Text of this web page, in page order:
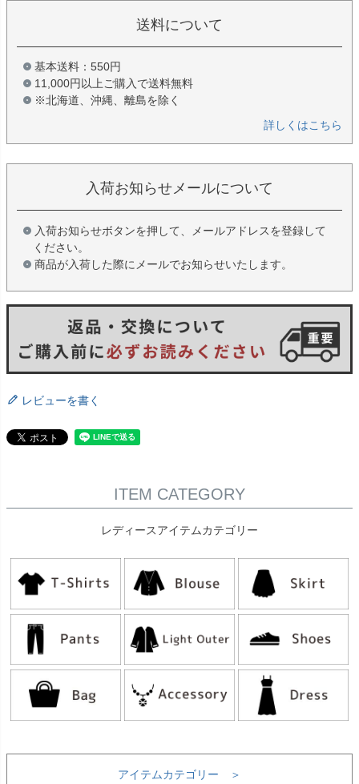
送料について
基本送料：550円
11,000円以上ご購入で送料無料
※北海道、沖縄、離島を除く
詳しくはこちら
入荷お知らせメールについて
入荷お知らせボタンを押して、メールアドレスを登録して
ください。
商品が入荷した際にメールでお知らせいたします。
レビューを書く
ITEM CATEGORY
レディースアイテムカテゴリー
アイテムカテゴリー ＞